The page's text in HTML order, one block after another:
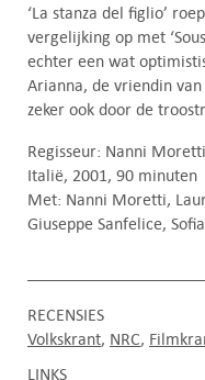
‘La stanza del figlio’
vergelijking op met
echter een wat
Arianna, de vriendin
zeker ook door de
Regisseur: Nanni Moretti
Italië, 2001, 90 minuten
Met: Nanni Moretti,
Giuseppe Sanfelice,
RECENSIES
Volkskrant NRC
LINKS